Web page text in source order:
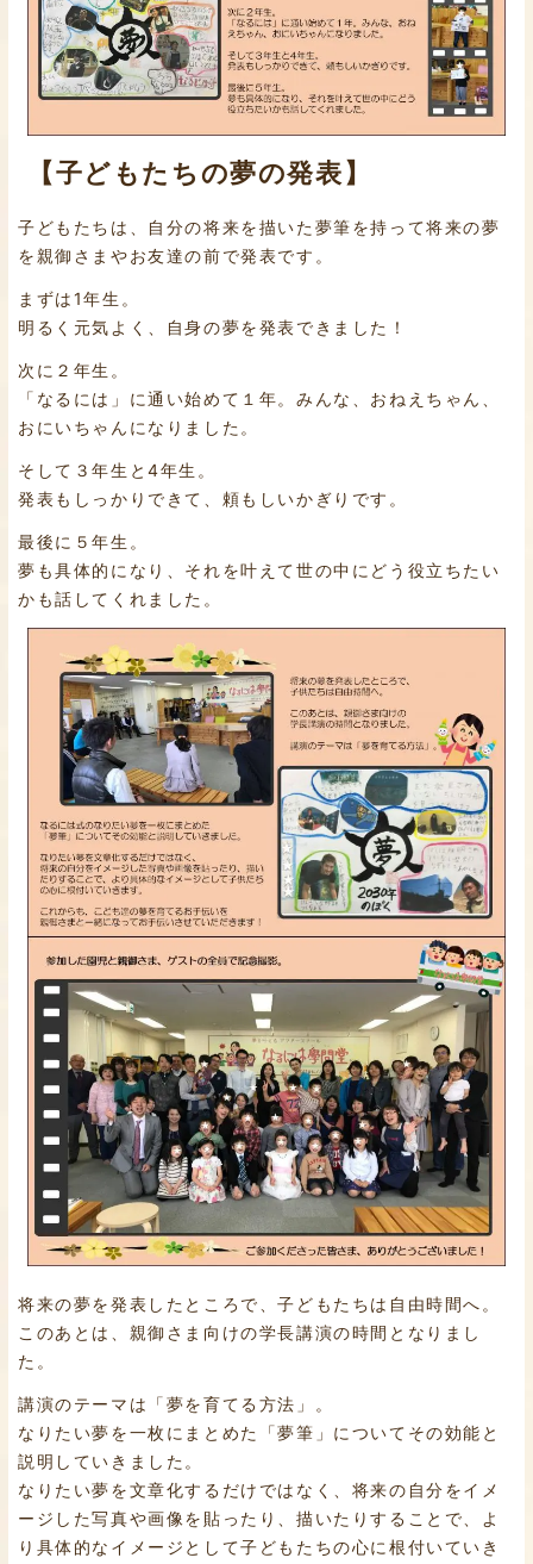
【子どもたちの夢の発表】
子どもたちは、自分の将来を描いた夢筆を持って将来の夢
を親御さまやお友達の前で発表です。
まずは1年生。
明るく元気よく、自身の夢を発表できました！
次に２年生。
「なるには」に通い始めて１年。みんな、おねえちゃん、
おにいちゃんになりました。
そして３年生と4年生。
発表もしっかりできて、頼もしいかぎりです。
最後に５年生。
夢も具体的になり、それを叶えて世の中にどう役立ちたい
かも話してくれました。
将来の夢を発表したところで、子どもたちは自由時間へ。
このあとは、親御さま向けの学長講演の時間となりまし
た。
講演のテーマは「夢を育てる方法」。
なりたい夢を一枚にまとめた「夢筆」についてその効能と
説明していきました。
なりたい夢を文章化するだけではなく、将来の自分をイメ
ージした写真や画像を貼ったり、描いたりすることで、よ
り具体的なイメージとして子どもたちの心に根付いていき